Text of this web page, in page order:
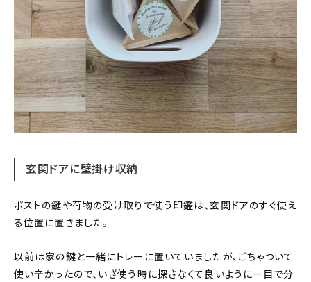
玄関ドアに壁掛け収納
ポストの鍵や荷物の受け取りで使う印鑑は、玄関ドアのすぐ使え
る位置に置きました。
以前は家の鍵と一緒にトレーに置いていましたが、ごちゃついて
使い辛かったので、いざ使う時に探さなくて良いように一目で分